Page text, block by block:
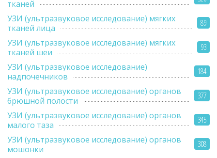
тканей
89
УЗИ (ультразвуковое исследование) мягких
тканей лица
93
УЗИ (ультразвуковое исследование) мягких
тканей шеи
184
УЗИ (ультразвуковое исследование)
надпочечников
377
УЗИ (ультразвуковое исследование) органов
брюшной полости
345
УЗИ (ультразвуковое исследование) органов
малого таза
308
УЗИ (ультразвуковое исследование) органов
мошонки